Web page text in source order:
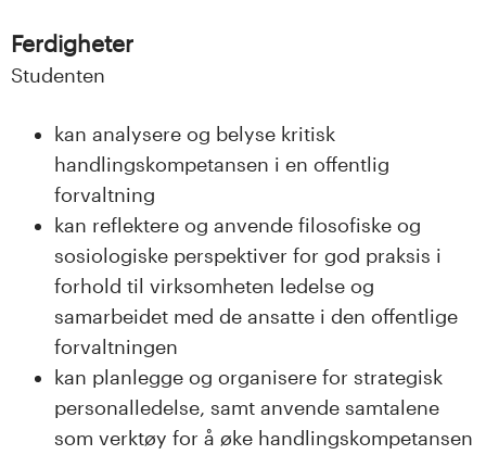
Ferdigheter
Studenten
kan analysere og belyse kritisk
handlingskompetansen i en offentlig
forvaltning
kan reflektere og anvende filosofiske og
sosiologiske perspektiver for god praksis i
forhold til virksomheten ledelse og
samarbeidet med de ansatte i den offentlige
forvaltningen
kan planlegge og organisere for strategisk
personalledelse, samt anvende samtalene
som verktøy for å øke handlingskompetansen